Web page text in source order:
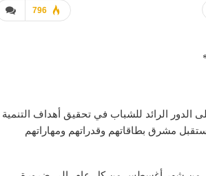
796
الدور الرائد للشباب في تحقيق أهداف التنمية
مشرق بطاقاتهم وقدراتهم ومهاراتهم